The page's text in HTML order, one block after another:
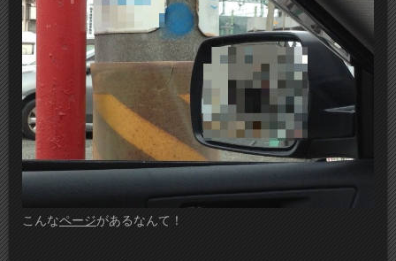
こんなページがあるなんて！